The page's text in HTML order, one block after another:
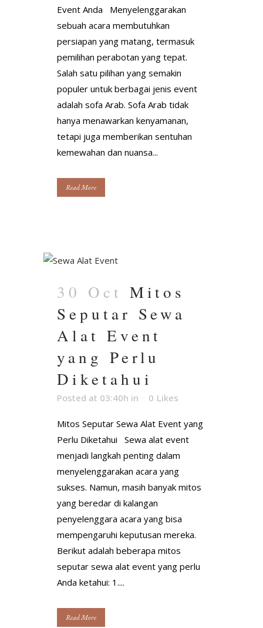
Event Anda Menyelenggarakan
sebuah acara membutuhkan
persiapan yang matang, termasuk
pemilihan perabotan yang tepat.
Salah satu pilihan yang semakin
populer untuk berbagai jenis event
adalah sofa Arab. Sofa Arab tidak
hanya menawarkan kenyamanan,
tetapi juga memberikan sentuhan
kemewahan dan nuansa...
Read More
30 Oct Mitos
Seputar Sewa
Alat Event
yang Perlu
Diketahui
Posted at 03:40h in 0 Likes
Mitos Seputar Sewa Alat Event yang
Perlu Diketahui Sewa alat event
menjadi langkah penting dalam
menyelenggarakan acara yang
sukses. Namun, masih banyak mitos
yang beredar di kalangan
penyelenggara acara yang bisa
mempengaruhi keputusan mereka.
Berikut adalah beberapa mitos
seputar sewa alat event yang perlu
Anda ketahui: 1....
Read More